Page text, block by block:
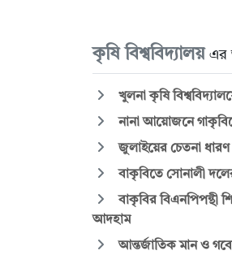
কৃষি বিশ্ববিদ্যালয় এর
খুলনা কৃষি
নানা আয়োজনে
জুলাইয়ের চেতনা ধারণ
বাকৃবিতে সোনালী
বাকৃবির বিএনপিপন্থী
আদহাম
আন্তর্জাতিক মান ও